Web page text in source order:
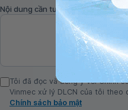
Nội dung cần tư vấn
Tôi đã đọc và đồng ý với Chính
Vinmec xử lý DLCN của tôi theo
Chính sách bảo mật